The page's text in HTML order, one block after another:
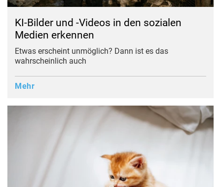
KI-Bilder und -Videos in den sozialen
Medien erkennen
Etwas erscheint unmöglich? Dann ist es das
wahrscheinlich auch
Mehr